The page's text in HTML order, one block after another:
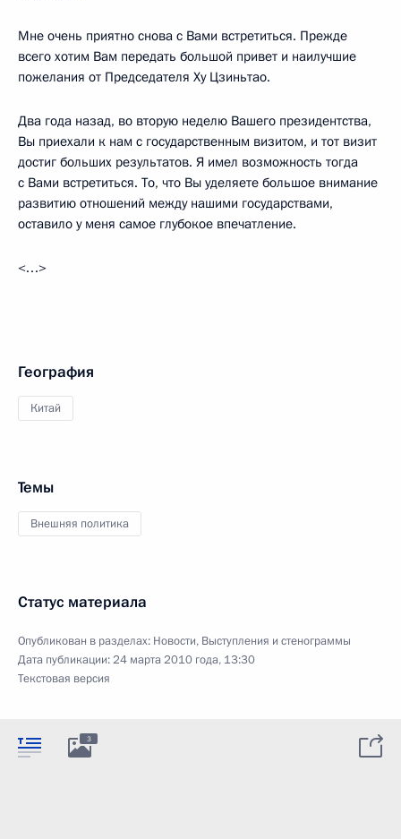
Мне очень приятно снова с Вами встретиться. Прежде
всего хотим Вам передать большой привет и наилучшие
пожелания от Председателя Ху Цзиньтао.
Два года назад, во вторую неделю Вашего президентства,
Вы приехали к нам с государственным визитом, и тот визит
достиг больших результатов. Я имел возможность тогда
с Вами встретиться. То, что Вы уделяете большое внимание
развитию отношений между нашими государствами,
оставило у меня самое глубокое впечатление.
<…>
География
Китай
Темы
Внешняя политика
Статус материала
Опубликован в разделах: Новости, Выступления и стенограммы
Дата публикации:24 марта 2010 года, 13:30
Текстовая версия
3